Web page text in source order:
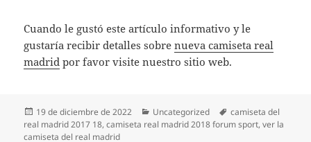
Cuando le gustó este artículo informativo y le
gustaría recibir detalles sobrenueva camiseta real
madrid por favor visite nuestro sitio web.
Publicado
el
19 de diciembre de 2022 Categorías
Uncategorized Etiquetas
camiseta del
real madrid 2017 18,camiseta real madrid 2018 forum sport,ver la
camiseta del real madrid